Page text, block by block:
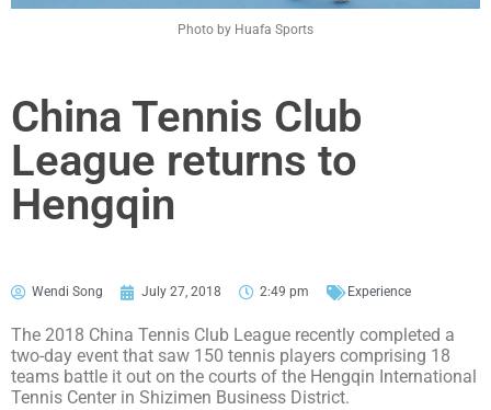
Photo by Huafa Sports
China Tennis Club
League returns to
Hengqin
Wendi Song July 27, 2018 2:49 pm Experience
The 2018 China Tennis Club League recently completed a
two-day event that saw 150 tennis players comprising 18
teams battle it out on the courts of the Hengqin International
Tennis Center in Shizimen Business District.